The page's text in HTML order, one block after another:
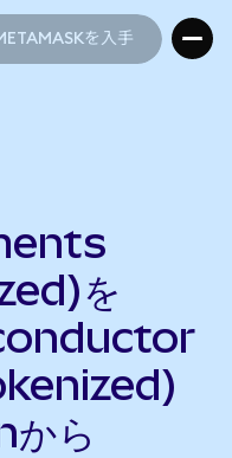
を入手
を
ら